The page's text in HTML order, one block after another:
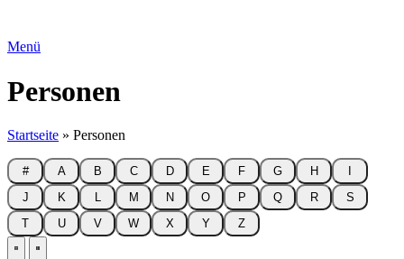
Menü
Personen
Startseite » Personen
# A B C D E F G H
J
K M N O P Q R
S
T
U V W X Y Z